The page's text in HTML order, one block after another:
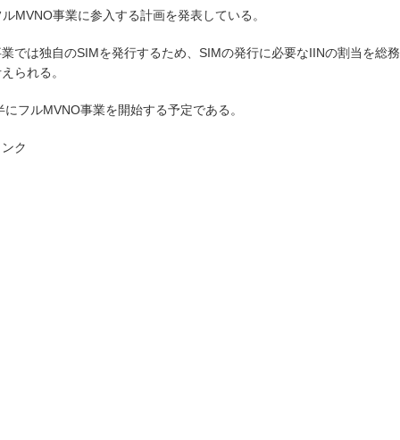
MVNO事業に参入する計画を発表している。
では独自のSIMを発行するため、SIMの発行に必要なIINの割当を総
られる。
フルMVNO事業を開始する予定である。
ク